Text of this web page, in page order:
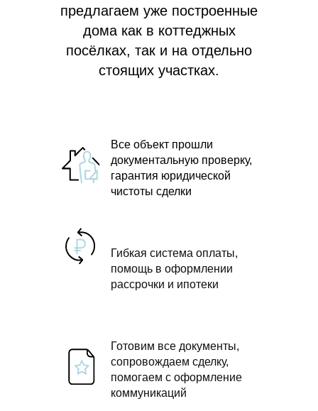
предлагаем уже построенные
дома как в коттеджных
посёлках, так и на отдельно
стоящих участках.
Все объект прошли
документальную проверку,
гарантия юридической
чистоты сделки
Гибкая система оплаты,
помощь в оформлении
рассрочки и ипотеки
Готовим все документы,
сопровождаем сделку,
помогаем с оформление
коммуникаций